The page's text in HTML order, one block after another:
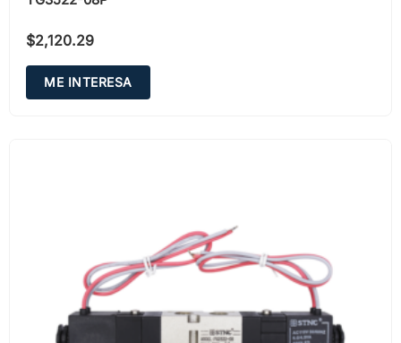
$2,120.29
ME INTERESA